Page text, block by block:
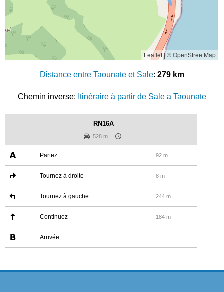
Leaflet|© OpenStreetMap
Distance entre Taounate et Sale: 279 km
Chemin inverse: Itinéraire à partir de Sale a Taounate
RN16A
528 m
Partez 92 m
Tournez à droite 8 m
Tournez à gauche 244 m
Continuez 184 m
Arrivée